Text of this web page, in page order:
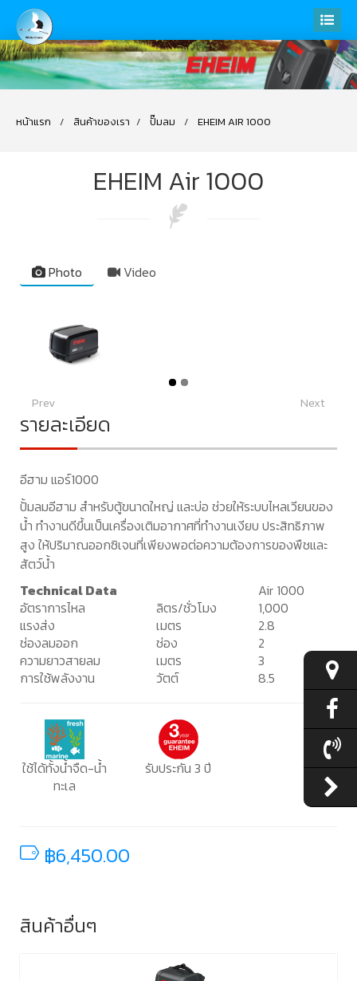
หน้าแรก สินค้าของเรา ปั๊มลม EHEIM AIR 1000
EHEIM Air 1000
Photo Video
Prev Next
รายละเอียด
อีฮาม แอร์1000
ปั้มลมอีฮาม สำหรับตู้ขนาดใหญ่ และบ่อ ช่วยให้ระบบไหลเวียนของ
น้ำ ทำงานดีขึ้นเป็นเครื่องเติมอากาศที่ทำงานเงียบ ประสิทธิภาพ
สูง ให้ปริมาณออกซิเจนที่เพียงพอต่อความต้องการของพืชและ
สัตว์น้ำ
Technical Data
Air 1000
อัตราการไหล
ลิตร/ชั่วโมง
1,000
แรงส่ง
เมตร
2.8
ช่องลมออก
ช่อง
2
ความยาวสายลม
เมตร
3
การใช้พลังงาน
วัตต์ 8.5
ใช้ได้ทั้งน้ำจืด-น้ำ
ทะเล
รับประกัน 3 ปี
฿6,450.00
สินค้าอื่นๆ